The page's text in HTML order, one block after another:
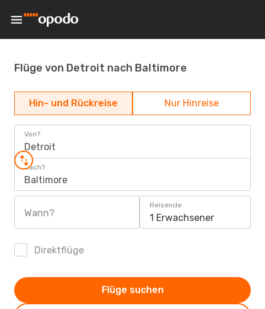
Flüge von Detroit nach Baltimore
Hin- und Rückreise Nur Hinreise
Von?
Detroit
Nach?
Baltimore
Wann?
Reisende
1 Erwachsener
Direktflüge
Flüge suchen